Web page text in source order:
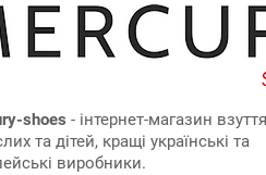
shoes - інтернет-магазин
та дітей, кращі українські та
виробники.